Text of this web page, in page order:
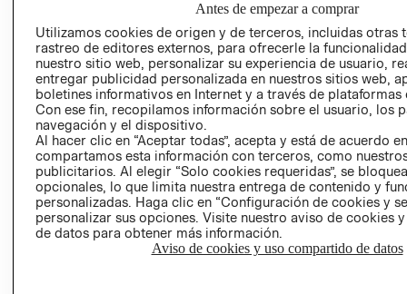
TRANSPARENCIA
Y ÉTICA (INGLÉS)
COMERCIO - SIC
PETICIONES
QUEJAS Y
RECLAMOS
Colombia ($)
CAMBIAR REGIÓN
RECIÉN NACIDO
NOVEDADES
Antes de empezar a comprar
Utilizamos cookies de origen y de terceros, incluidas otras
rastreo de editores externos, para ofrecerle la
nuestro sitio web, personalizar su experiencia de usuario,
entregar publicidad personalizada en nuestros sitios web,
boletines informativos en Internet y a través de plataformas
Con ese fin, recopilamos información sobre el usuario, los
navegación y el dispositivo.
Al hacer clic en “Aceptar todas”, acepta y está de acuerdo
compartamos esta información con terceros, como
publicitarios. Al elegir “Solo cookies requeridas”, se
opcionales, lo que limita nuestra entrega de contenido y
personalizadas. Haga clic en “Configuración de cookies y
personalizar sus opciones. Visite nuestro aviso de cookies
de datos para obtener más información.
Aviso de cookies y uso compartido de datos